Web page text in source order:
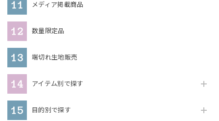
メディア掲載商品
数量限定品
端切れ生地販売
アイテム別で探す
目的別で探す